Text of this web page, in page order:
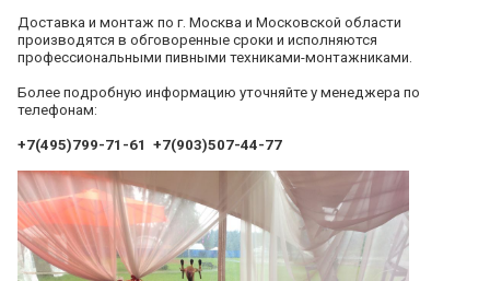
Доставка и монтаж по г. Москва и Московской области
производятся в обговоренные сроки и исполняются
профессиональными пивными техниками-монтажниками.
Более подробную информацию уточняйте у менеджера по
телефонам:
+7(495)799-71-61 +7(903)507-44-77